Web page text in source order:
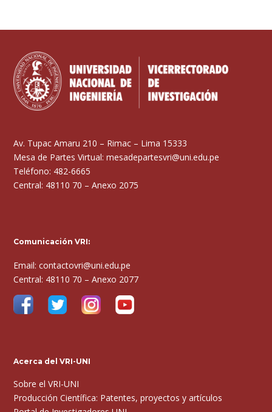
Av. Tupac Amaru 210 – Rimac – Lima 15333
Mesa de Partes Virtual: mesadepartesvri@uni.edu.pe
Teléfono: 482-6665
Central: 48110 70 – Anexo 2075
Comunicación VRI:
Email: contactovri@uni.edu.pe
Central: 48110 70 – Anexo 2077
Acerca del VRI-UNI
Sobre el VRI-UNI
Producción Científica: Patentes, proyectos y artículos